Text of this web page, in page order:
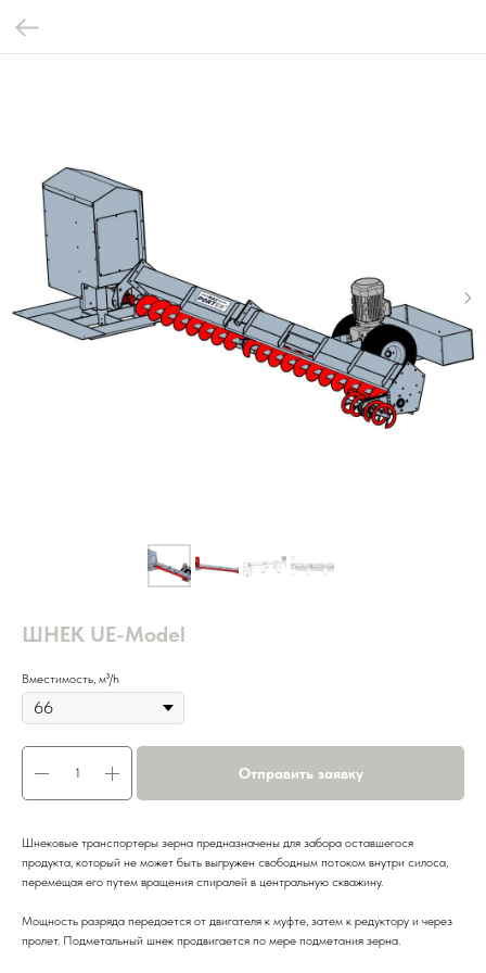
ШНЕК UE-Model
Вместимость, м³/h
Отправить заявку
Шнековые транспортеры зерна предназначены для забора оставшегося
продукта, который не может быть выгружен свободным потоком внутри силоса,
перемещая его путем вращения спиралей в центральную скважину.
Мощность разряда передается от двигателя к муфте, затем к редуктору и через
пролет. Подметальный шнек продвигается по мере подметания зерна.